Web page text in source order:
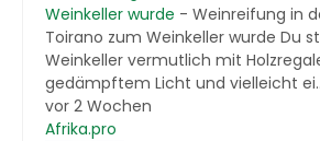
Weinkeller wurde - Weinreifung in
Toirano zum Weinkeller wurde Du
Weinkeller vermutlich mit
gedämpftem Licht und vielleicht
vor 2 Wochen
Afrika.pro